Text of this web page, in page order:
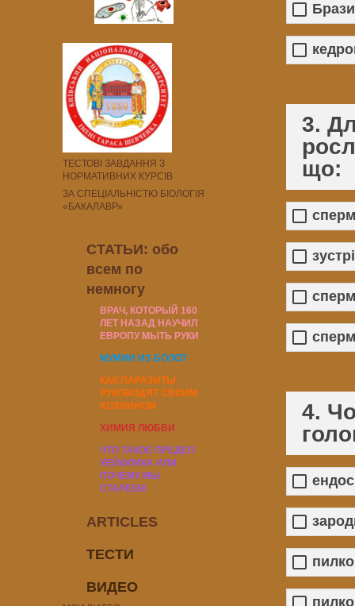
ТЕСТОВІ ЗАВДАННЯ З
НОРМАТИВНИХ КУРСІВ
ЗА СПЕЦІАЛЬНІСТЮ БІОЛОГІЯ
«БАКАЛАВР»
СТАТЬИ: обо
всем по
немногу
ВРАЧ, КОТОРЫЙ 160
ЛЕТ НАЗАД НАУЧИЛ
ЕВРОПУ МЫТЬ РУКИ
МУМИИ ИЗ БОЛОТ
КАК ПАРАЗИТЫ
РУКОВОДЯТ СВОИМ
ХОЗЯИНОМ
ХИМИЯ ЛЮБВИ
ЧТО ТАКОЕ ПРЕДЕЛ
ХЕЙФЛИКА ИЛИ
ПОЧЕМУ МЫ
СТАРЕЕМ
ARTICLES
ТЕСТИ
ВИДЕО
3.
що:
4.